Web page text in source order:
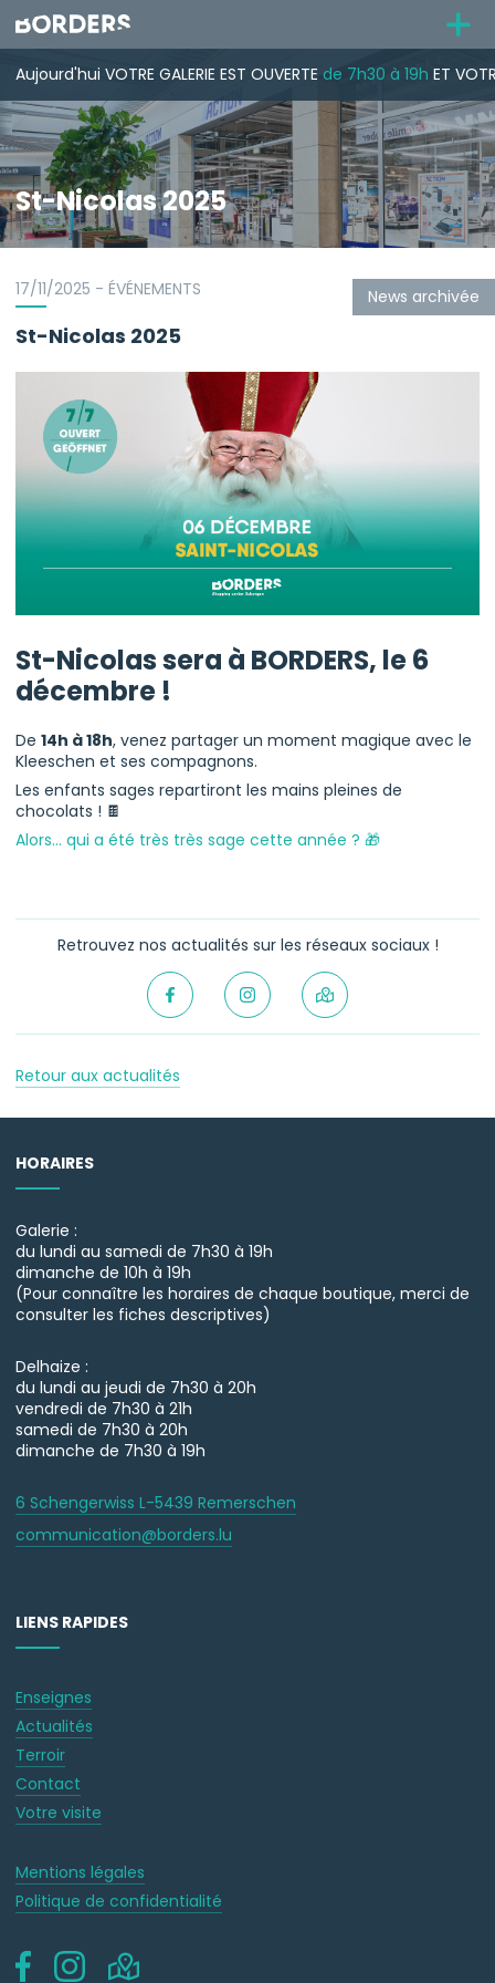
Aujourd'hui VOTRE GALERIE EST OUVERTE de 7h30 à 19h ET
St-Nicolas 2025
News archivée
17/11/2025 - ÉVÉNEMENTS
St-Nicolas 2025
St-Nicolas sera à BORDERS, le 6
décembre !
De 14h à 18h, venez partager un moment magique avec le
Kleeschen et ses compagnons.
Les enfants sages repartiront les mains pleines de
chocolats ! 🍫
Alors… qui a été très très sage cette année ? 🎁
Retrouvez nos actualités sur les réseaux sociaux !
Retour aux actualités
HORAIRES
Galerie :
du lundi au samedi de 7h30 à 19h
dimanche de 10h à 19h
(Pour connaître les horaires de chaque boutique, merci de
consulter les fiches descriptives)
Delhaize :
du lundi au jeudi de 7h30 à 20h
vendredi de 7h30 à 21h
samedi de 7h30 à 20h
dimanche de 7h30 à 19h
6 Schengerwiss L-5439 Remerschen
communication@borders.lu
LIENS RAPIDES
Enseignes
Actualités
Terroir
Contact
Votre visite
Mentions légales
Politique de confidentialité